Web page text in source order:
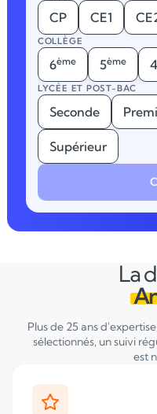
CP CE1
COLLÈGE
6ème 5ème 4
LYCÉE ET POST-BAC
Seconde
Supérieur
La
Plus de 25 ans
sélectionnés, un suivi
est